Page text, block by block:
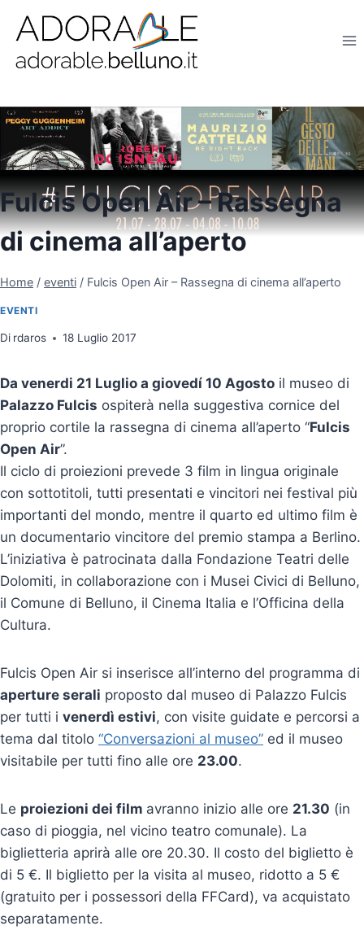
contenuto
Fulcis Open Air – Rassegna
di cinema all’aperto
Home / eventi / Fulcis Open Air – Rassegna di cinema all’aperto
EVENTI
Di rdaros 18 Luglio 2017
Da venerdi 21 Luglio a giovedí 10 Agosto il museo di
Palazzo Fulcis ospiterà nella suggestiva cornice del
proprio cortile la rassegna di cinema all’aperto “Fulcis
Open Air”.
Il ciclo di proiezioni prevede 3 film in lingua originale
con sottotitoli, tutti presentati e vincitori nei festival più
importanti del mondo, mentre il quarto ed ultimo film è
un documentario vincitore del premio stampa a Berlino.
L’iniziativa è patrocinata dalla Fondazione Teatri delle
Dolomiti, in collaborazione con i Musei Civici di Belluno,
il Comune di Belluno, il Cinema Italia e l’Officina della
Cultura.
Fulcis Open Air si inserisce all’interno del programma di
aperture serali proposto dal museo di Palazzo Fulcis
per tutti i venerdì estivi, con visite guidate e percorsi a
tema dal titolo “Conversazioni al museo” ed il museo
visitabile per tutti fino alle ore 23.00.
Le proiezioni dei film avranno inizio alle ore 21.30 (in
caso di pioggia, nel vicino teatro comunale). La
biglietteria aprirà alle ore 20.30. Il costo del biglietto è
di 5 €. Il biglietto per la visita al museo, ridotto a 5 €
(gratuito per i possessori della FFCard), va acquistato
separatamente.